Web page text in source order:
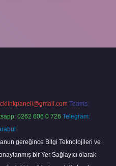
Teams:
0262 606 0 726 Telegram:
gereğince Bilgi Teknolojileri ve
bir Yer Sağlayıcı olarak